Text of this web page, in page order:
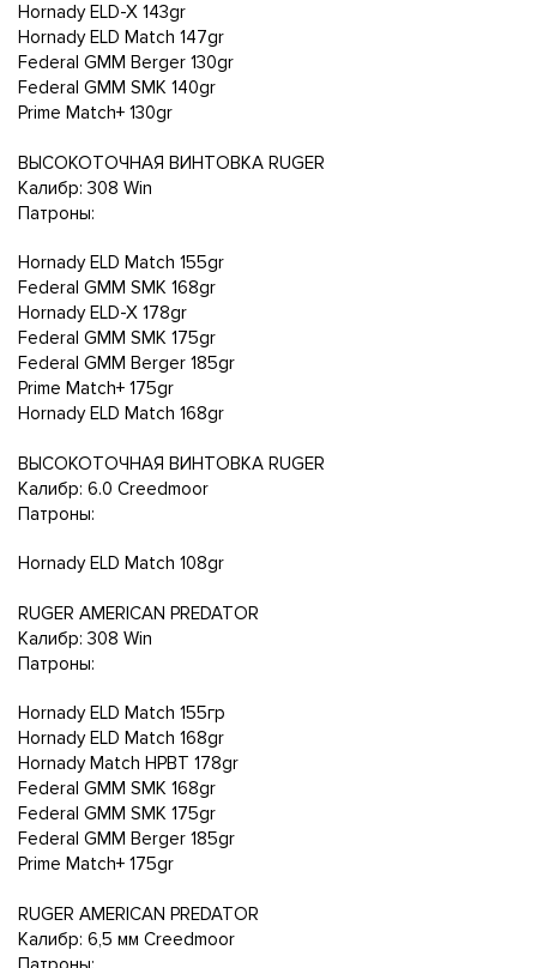
Hornady ELD-X 143gr
Hornady ELD Match 147gr
Federal GMM Berger 130gr
Federal GMM SMK 140gr
Prime Match+ 130gr
ВЫСОКОТОЧНАЯ ВИНТОВКА RUGER
Калибр: 308 Win
Патроны:
Hornady ELD Match 155gr
Federal GMM SMK 168gr
Hornady ELD-X 178gr
Federal GMM SMK 175gr
Federal GMM Berger 185gr
Prime Match+ 175gr
Hornady ELD Match 168gr
ВЫСОКОТОЧНАЯ ВИНТОВКА RUGER
Калибр: 6.0 Creedmoor
Патроны:
Hornady ELD Match 108gr
RUGER AMERICAN PREDATOR
Калибр: 308 Win
Патроны:
Hornady ELD Match 155гр
Hornady ELD Match 168gr
Hornady Match HPBT 178gr
Federal GMM SMK 168gr
Federal GMM SMK 175gr
Federal GMM Berger 185gr
Prime Match+ 175gr
RUGER AMERICAN PREDATOR
Калибр: 6,5 мм Creedmoor